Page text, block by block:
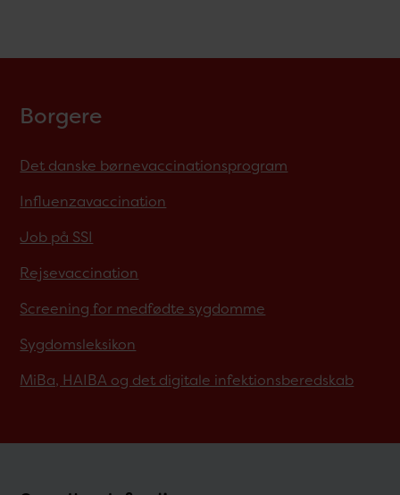
Borgere
Det danske børnevaccinationsprogram
Influenzavaccination
Job på SSI
Rejsevaccination
Screening for medfødte sygdomme
Sygdomsleksikon
MiBa, HAIBA og det digitale infektionsberedskab